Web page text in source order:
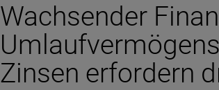
Wachsender
Zinsen erfordern